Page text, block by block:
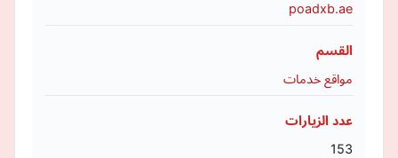
poadxb.ae
القسم
مواقع خدمات
عدد الزيارات
153